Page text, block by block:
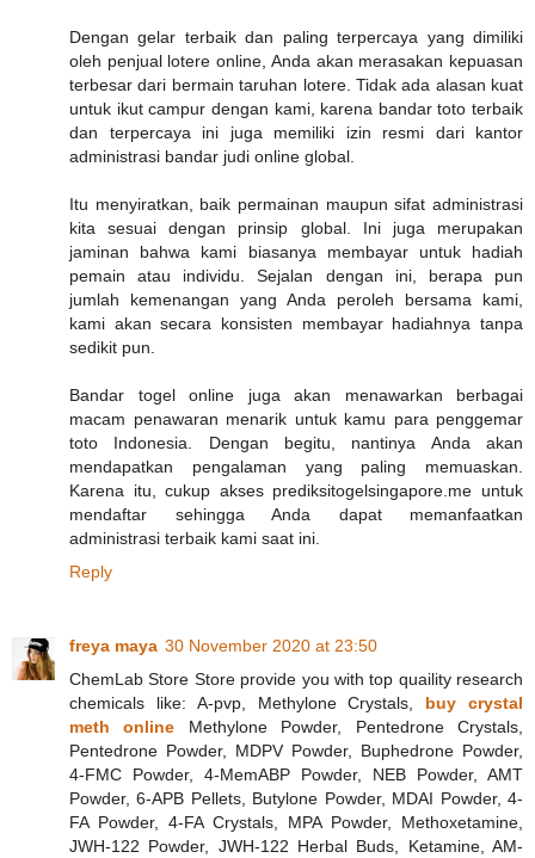
Dengan gelar terbaik dan paling terpercaya yang dimiliki
oleh penjual lotere online, Anda akan merasakan kepuasan
terbesar dari bermain taruhan lotere. Tidak ada alasan kuat
untuk ikut campur dengan kami, karena bandar toto terbaik
dan terpercaya ini juga memiliki izin resmi dari kantor
administrasi bandar judi online global.
Itu menyiratkan, baik permainan maupun sifat administrasi
kita sesuai dengan prinsip global. Ini juga merupakan
jaminan bahwa kami biasanya membayar untuk hadiah
pemain atau individu. Sejalan dengan ini, berapa pun
jumlah kemenangan yang Anda peroleh bersama kami,
kami akan secara konsisten membayar hadiahnya tanpa
sedikit pun.
Bandar togel online juga akan menawarkan berbagai
macam penawaran menarik untuk kamu para penggemar
toto Indonesia. Dengan begitu, nantinya Anda akan
mendapatkan pengalaman yang paling memuaskan.
Karena itu, cukup akses prediksitogelsingapore.me untuk
mendaftar sehingga Anda dapat memanfaatkan
administrasi terbaik kami saat ini.
Reply
freya maya 30 November 2020 at 23:50
ChemLab Store Store provide you with top quaility research
chemicals like: A-pvp, Methylone Crystals, buy crystal
meth online Methylone Powder, Pentedrone Crystals,
Pentedrone Powder, MDPV Powder, Buphedrone Powder,
4-FMC Powder, 4-MemABP Powder, NEB Powder, AMT
Powder, 6-APB Pellets, Butylone Powder, MDAI Powder, 4-
FA Powder, 4-FA Crystals, MPA Powder, Methoxetamine,
JWH-122 Powder, JWH-122 Herbal Buds, Ketamine, AM-